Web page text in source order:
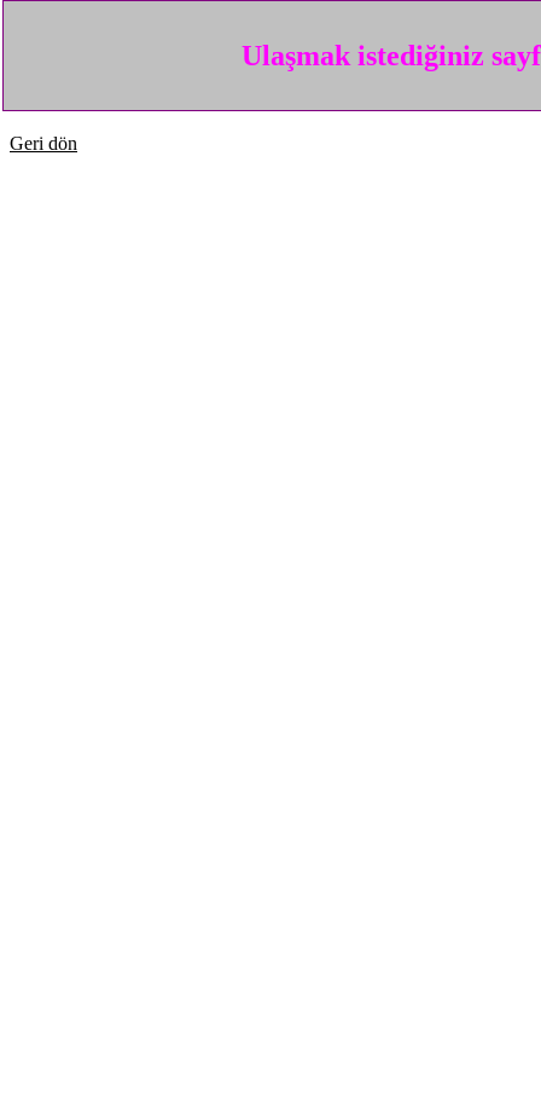
Ulaşmak istediğiniz
Geri dön